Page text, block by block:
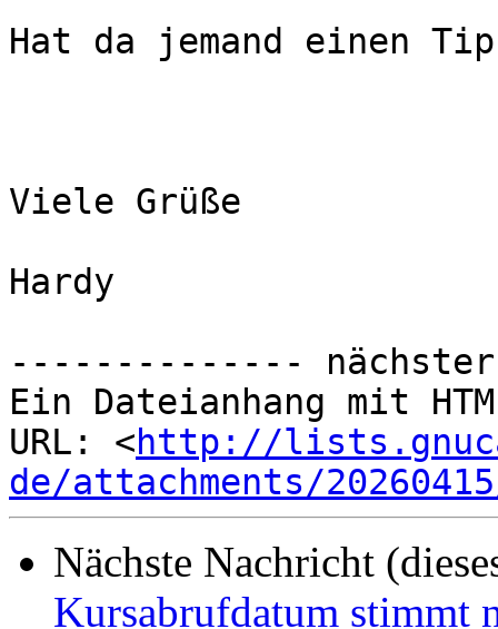
Hat da jemand einen
Viele Grüße
Hardy
--------------
Ein Dateianhang mit
URL: <http://
de/attachments/
Nächste Nachricht
Kursabrufdatum stimmt